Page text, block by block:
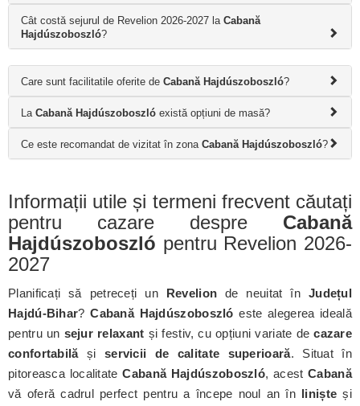
Cât costă sejurul de Revelion 2026-2027 la Cabană
Hajdúszoboszló?
Care sunt facilitatile oferite de Cabană Hajdúszoboszló?
La Cabană Hajdúszoboszló există opțiuni de masă?
Ce este recomandat de vizitat în zona Cabană Hajdúszoboszló?
Informații utile și termeni frecvent căutați
pentru cazare despre Cabană
Hajdúszoboszló pentru Revelion 2026-
2027
Planificați să petreceți un Revelion de neuitat în Județul
Hajdú-Bihar?Cabană Hajdúszoboszló este alegerea ideală
pentru un sejur relaxant și festiv, cu opțiuni variate decazare
confortabilăși servicii de calitate superioară. Situat în
pitoreasca localitateCabană Hajdúszoboszló, acestCabană
vă oferă cadrul perfect pentru a începe noul an în liniște și